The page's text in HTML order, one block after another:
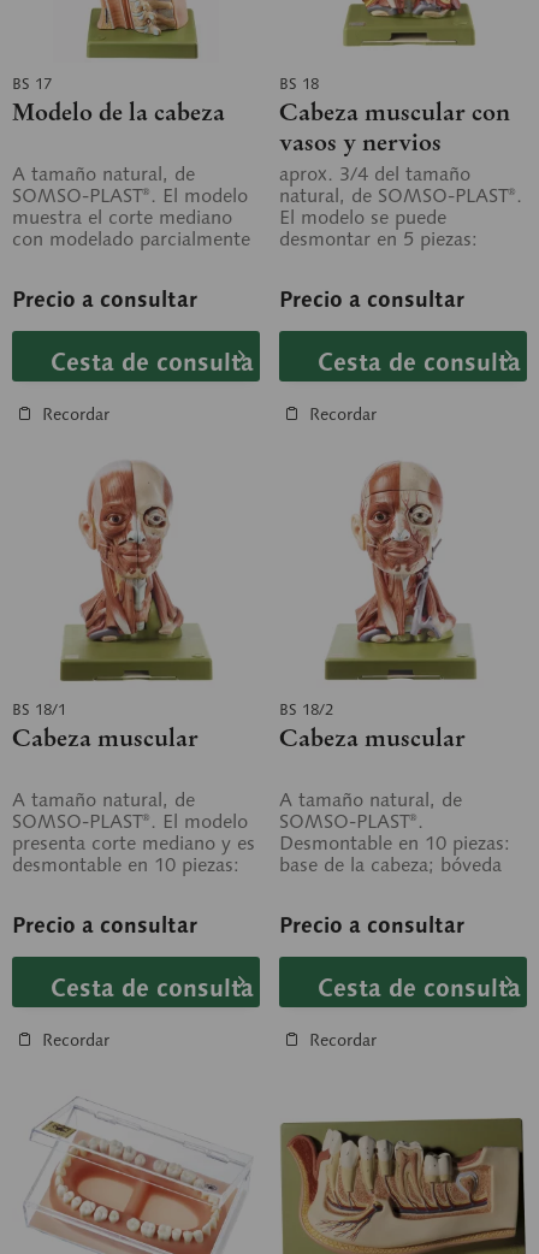
BS 17
Modelo de la cabeza
A tamaño natural, de
SOMSO-PLAST®. El modelo
muestra el corte mediano
con modelado parcialmente
Precio a consultar
Cesta de consulta
Recordar
BS 18
Cabeza muscular con
vasos y nervios
aprox. 3/4 del tamaño
natural, de SOMSO-PLAST®.
El modelo se puede
desmontar en 5 piezas:
Precio a consultar
Cesta de consulta
Recordar
BS 18/1
Cabeza muscular
A tamaño natural, de
SOMSO-PLAST®. El modelo
presenta corte mediano y es
desmontable en 10 piezas:
Precio a consultar
Cesta de consulta
Recordar
BS 18/2
Cabeza muscular
A tamaño natural, de
SOMSO-PLAST®.
Desmontable en 10 piezas:
base de la cabeza; bóveda
Precio a consultar
Cesta de consulta
Recordar